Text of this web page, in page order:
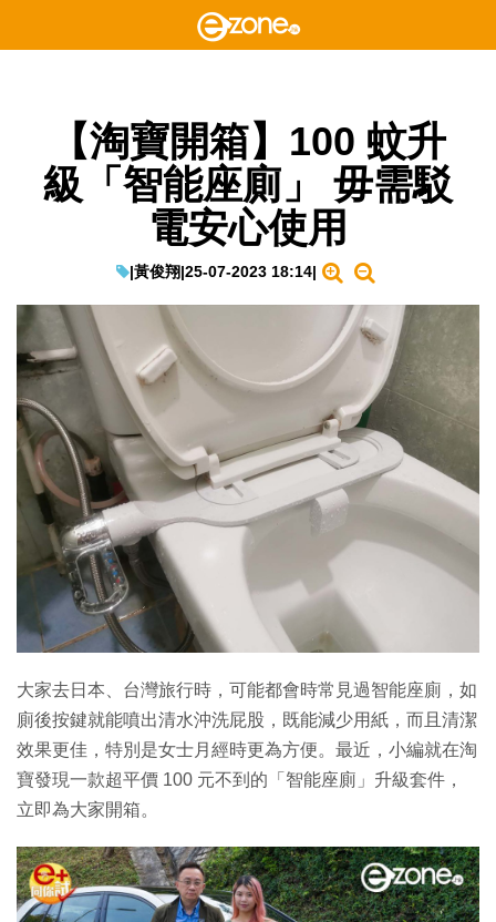
【淘寶開箱】100 蚊升
級「智能座廁」 毋需駁
電安心使用
|黃俊翔|25-07-2023 18:14|
大家去日本、台灣旅行時，可能都會時常見過智能座廁，如
廁後按鍵就能噴出清水沖洗屁股，既能減少用紙，而且清潔
效果更佳，特別是女士月經時更為方便。最近，小編就在淘
寶發現一款超平價 100 元不到的「智能座廁」升級套件，
立即為大家開箱。